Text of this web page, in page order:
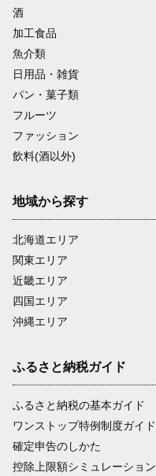
酒
加工食品
魚介類
日用品・雑貨
パン・菓子類
フルーツ
ファッション
飲料(酒以外)
地域から探す
北海道エリア
関東エリア
近畿エリア
四国エリア
沖縄エリア
ふるさと納税ガイド
ふるさと納税の基本ガイド
ワンストップ特例制度ガイド
確定申告のしかた
控除上限額シミュレーション